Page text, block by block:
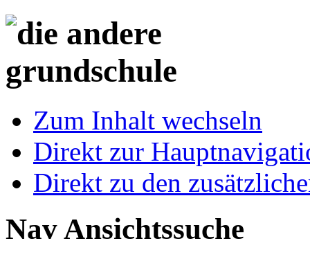
Zum Inhalt wechseln
Direkt zur
Direkt zu den
Nav Ansichtssuche